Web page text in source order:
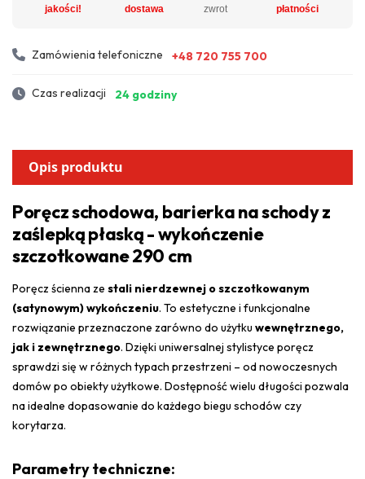
jakości!
dostawa
zwrot
płatności
Zamówienia telefoniczne +48 720 755 700
Czas realizacji 24 godziny
Opis produktu
Poręcz schodowa, barierka na schody z
zaślepką płaską - wykończenie
szczotkowane 290 cm
Poręcz ścienna ze stali nierdzewnej o szczotkowanym
(satynowym) wykończeniu. To estetyczne i funkcjonalne
rozwiązanie przeznaczone zarówno do użytku wewnętrznego,
jak i zewnętrznego. Dzięki uniwersalnej stylistyce poręcz
sprawdzi się w różnych typach przestrzeni – od nowoczesnych
domów po obiekty użytkowe. Dostępność wielu długości pozwala
na idealne dopasowanie do każdego biegu schodów czy
korytarza.
Parametry techniczne: